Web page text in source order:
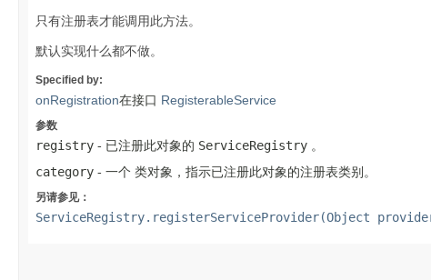
只有注册表才能调用此方法。
默认实现什么都不做。
Specified by:
onRegistration在接口 RegisterableService
参数
registry - 已注册此对象的 ServiceRegistry 。
category - 一个 类对象，指示已注册此对象的注册表类别。
另请参见：
ServiceRegistry.registerServiceProvider(Object